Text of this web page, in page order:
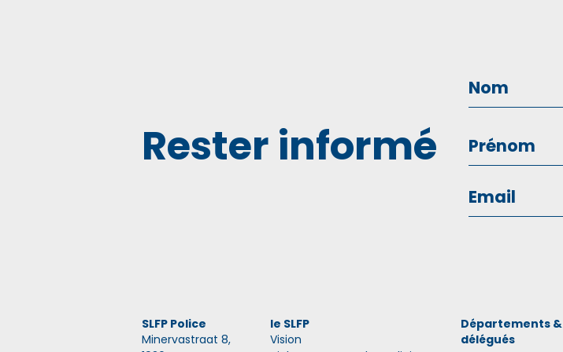
Rester informé
SLFP Police
Minervastraat 8,
le SLFP
Vision
Départements &
délégués